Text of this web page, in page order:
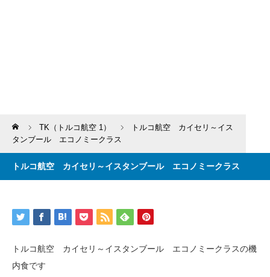
Home TK（トルコ航空 1）
トルコ航空 カイセリ～イス
タンブール エコノミークラス
トルコ航空 カイセリ～イスタンブール エコノミークラス
トルコ航空 カイセリ～イスタンブール エコノミークラスの機
内食です